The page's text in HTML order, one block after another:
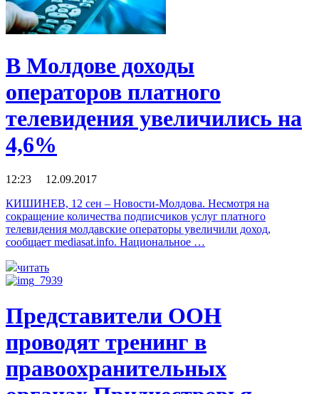
В Молдове доходы
операторов платного
телевидения увеличились на
4,6%
12:23 12.09.2017
КИШИНЕВ, 12 сен – Новости-Молдова. Несмотря на
сокращение количества подписчиков услуг платного
телевидения молдавские операторы увеличили доход,
сообщает mediasat.info. Национальное …
читать
Представители ООН
проводят тренинг в
правоохранительных